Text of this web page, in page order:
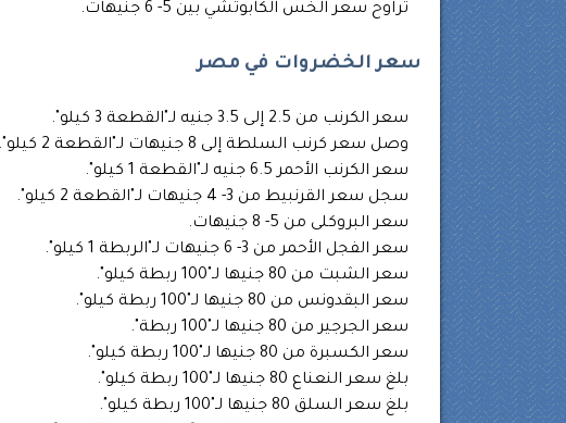
تراوح سعر الخس الكابوتشي بين 5- 6 جنيهات.
سعر الخضروات في مصر
سعر الكرنب من 2.5 إلى 3.5 جنيه لـ"القطعة 3 كيلو".
وصل سعر كرنب السلطة إلى 8 جنيهات لـ"القطعة 2 كيلو".
سعر الكرنب الأحمر 6.5 جنيه لـ"القطعة 1 كيلو".
سجل سعر القرنبيط من 3- 4 جنيهات لـ"القطعة 2 كيلو".
سعر البروكلى من 5- 8 جنيهات.
سعر الفجل الأحمر من 3- 6 جنيهات لـ"الربطة 1 كيلو".
سعر الشبت من 80 جنيها لـ"100 ربطة كيلو".
سعر البقدونس من 80 جنيها لـ"100 ربطة كيلو".
سعر الجرجير من 80 جنيها لـ"100 ربطة".
سعر الكسبرة من 80 جنيها لـ"100 ربطة كيلو".
بلغ سعر النعناع 80 جنيها لـ"100 ربطة كيلو".
بلغ سعر السلق 80 جنيها لـ"100 ربطة كيلو".